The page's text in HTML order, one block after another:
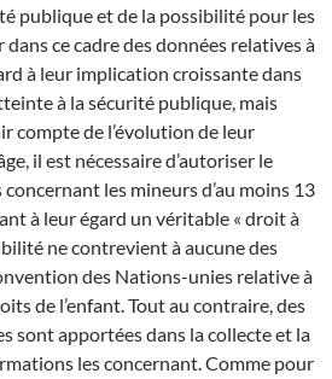
publique et de la possibilité pour les
ce cadre des données relatives à
à leur implication croissante dans
à la sécurité publique, mais
compte de l’évolution de leur
il est nécessaire d’autoriser le
les mineurs d’au moins 13
à leur égard un véritable « droit à
ne contrevient à aucune des
des Nations-unies relative à
de l’enfant. Tout au contraire, des
sont apportées dans la collecte et la
les concernant. Comme pour